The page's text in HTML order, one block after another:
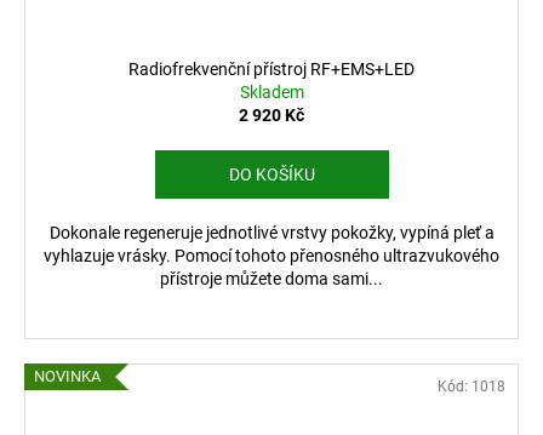
Radiofrekvenční přístroj RF+EMS+LED
Skladem
2 920 Kč
DO KOŠÍKU
Dokonale regeneruje jednotlivé vrstvy pokožky, vypíná pleť a
vyhlazuje vrásky. Pomocí tohoto přenosného ultrazvukového
přístroje můžete doma sami...
NOVINKA
Kód: 1018